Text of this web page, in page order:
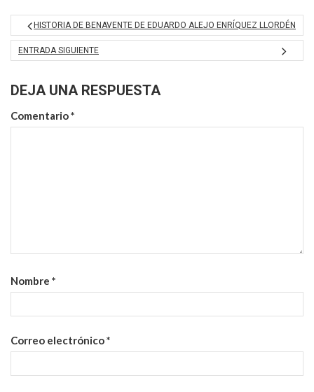
HISTORIA DE BENAVENTE DE EDUARDO ALEJO ENRÍQUEZ LLORDÉN
ENTRADA SIGUIENTE
DEJA UNA RESPUESTA
Comentario*
Nombre *
Correo electrónico*